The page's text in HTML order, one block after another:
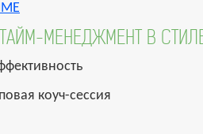
МЕНЕДЖМЕНТ В
коуч-сессия